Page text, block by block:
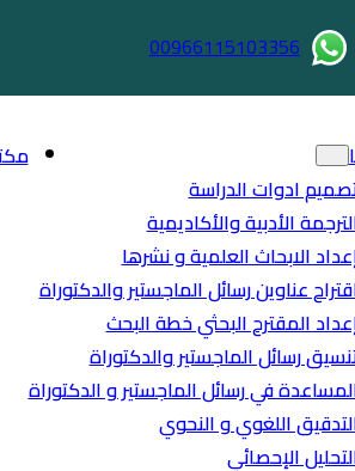
00966115103356
ادوات الدراسة
الأدبية والأكاديمية
الابحاث العلمية و نشرها
عناوين رسائل الماجستير والدكتوراة
المقترح البحثي خطة البحث
رسائل الماجستير والدكتوراة
في رسائل الماجستير و الدكتوراة
اللغوي و النحوي
الإحصائي